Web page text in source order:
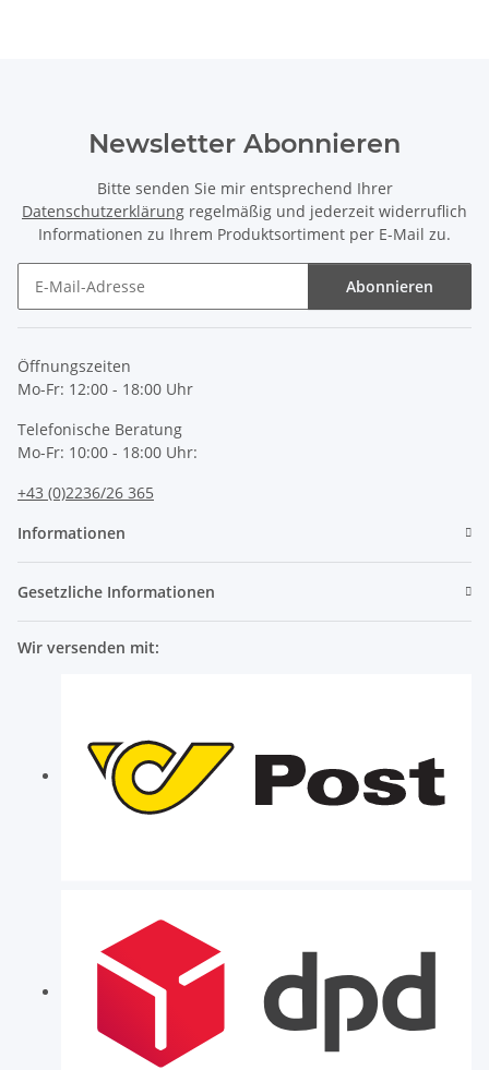
Newsletter Abonnieren
Bitte senden Sie mir entsprechend Ihrer
Datenschutzerklärung regelmäßig und jederzeit widerruflich
Informationen zu Ihrem Produktsortiment per E-Mail zu.
Abonnieren
Öffnungszeiten
Mo-Fr: 12:00 - 18:00 Uhr
Telefonische Beratung
Mo-Fr: 10:00 - 18:00 Uhr:
+43 (0)2236/26 365
Informationen
Gesetzliche Informationen
Wir versenden mit: